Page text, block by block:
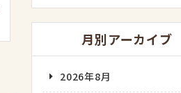
月別アーカイブ
2026年8月